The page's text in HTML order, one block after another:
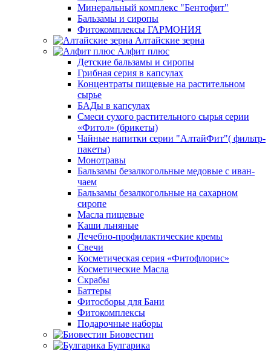
Минеральный комплекс "Бентофит"
Бальзамы и сиропы
Фитокомплексы ГАРМОНИЯ
Алтайские зерна
Алфит плюс
Детские бальзамы и сиропы
Грибная серия в капсулах
Концентраты пищевые на растительном
сырье
БАДы в капсулах
Смеси сухого растительного сырья серии
«Фитол» (брикеты)
Чайные напитки серии "АлтайФит"( фильтр-
пакеты)
Монотравы
Бальзамы безалкогольные медовые с иван-
чаем
Бальзамы безалкогольные на сахарном
сиропе
Масла пищевые
Каши льняные
Лечебно-профилактические кремы
Свечи
Косметическая серия «Фитофлорис»
Косметические Масла
Скрабы
Баттеры
Фитосборы для Бани
Фитокомплексы
Подарочные наборы
Биовестин
Булгарика